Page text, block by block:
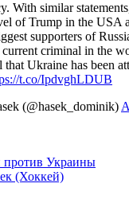
With similar
of Trump in the USA
supporters of
current criminal in the
Ukraine has been
t.co/IpdvghLDUB
(@hasek_dominik)
против Украины
(Хоккей)